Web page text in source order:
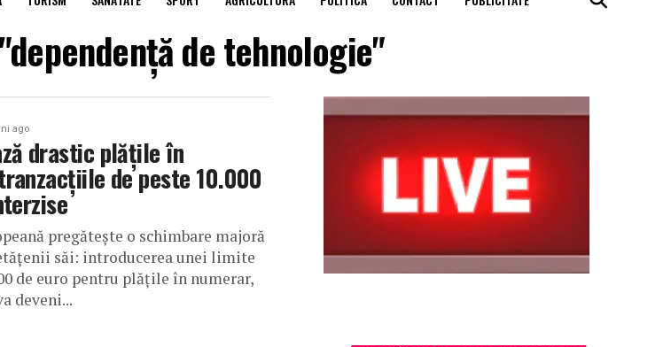
de tehnologie"
ago
drastic plățile în
de peste 10.000
pregătește o schimbare majoră
săi: introducerea unei limite
de euro pentru plățile în numerar,
deveni...